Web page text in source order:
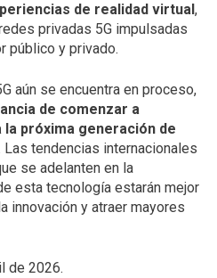
de realidad virtual ,
privadas 5G impulsadas
público y privado.
aún se encuentra en proceso,
de comenzar a
próxima generación de
Las tendencias internacionales
se adelanten en la
esta tecnología estarán mejor
innovación y atraer mayores
de 2026.